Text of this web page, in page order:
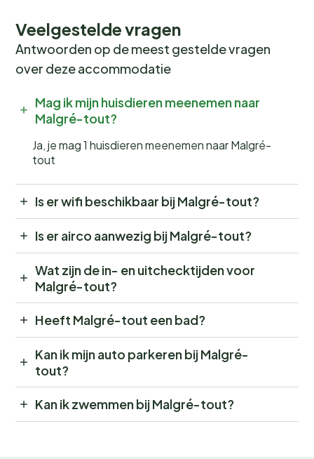
Veelgestelde vragen
Antwoorden op de meest gestelde vragen
over deze accommodatie
Mag ik mijn huisdieren meenemen naar
Malgré-tout?
Ja, je mag 1 huisdieren meenemen naar Malgré-
tout
Is er wifi beschikbaar bij Malgré-tout?
Is er airco aanwezig bij Malgré-tout?
Wat zijn de in- en uitchecktijden voor
Malgré-tout?
Heeft Malgré-tout een bad?
Kan ik mijn auto parkeren bij Malgré-
tout?
Kan ik zwemmen bij Malgré-tout?